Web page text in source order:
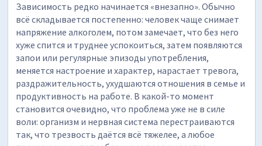
Зависимость редко начинается «внезапно». Обычно
всё складывается постепенно: человек чаще снимает
напряжение алкоголем, потом замечает, что без него
хуже спится и труднее успокоиться, затем появляются
запои или регулярные эпизоды употребления,
меняется настроение и характер, нарастает тревога,
раздражительность, ухудшаются отношения в семье и
продуктивность на работе. В какой-то момент
становится очевидно, что проблема уже не в силе
воли: организм и нервная система перестраиваются
так, что трезвость даётся всё тяжелее, а любое